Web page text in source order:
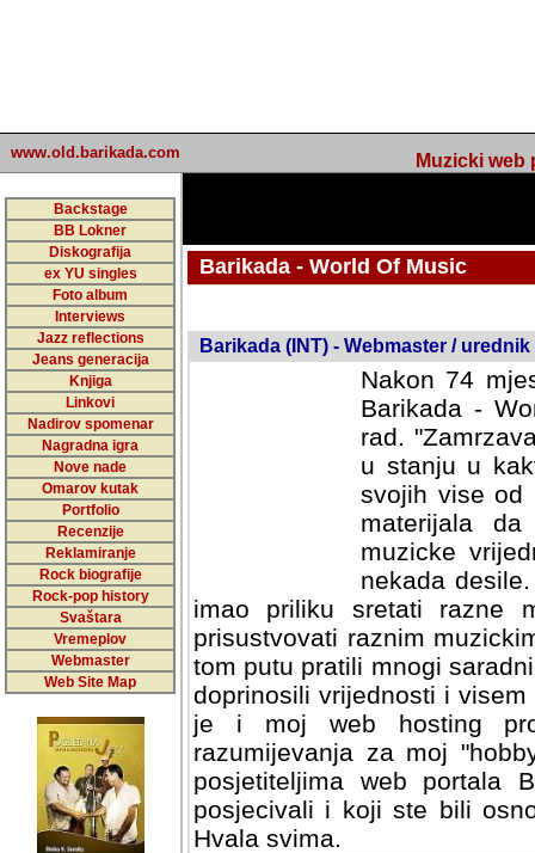
www.old.barikada.com Muzicki web
Backstage
BB Lokner
Diskografija
ex YU singles
Foto album
Interviews
Jazz reflections
Jeans generacija
Knjiga
Linkovi
Nadirov spomenar
Nagradna igra
Nove nade
Omarov kutak
Portfolio
Recenzije
Reklamiranje
Rock biografije
Rock-pop history
Svaštara
Vremeplov
Webmaster
Web Site Map
Barikada - World Of Music
Barikada (INT) - Webmaster / urednik
Nakon 74
Barikada -
rad.
u stanju u
svojih vise od
materijala
muzicke
nekada
imao priliku sretati razne
prisustvovati raznim
tom putu pratili mnogi
doprinosili vrijednosti i
je i moj web hosting
razumijevanja za moj
posjetiteljima web portala
posjecivali i koji ste bili
Hvala svima.